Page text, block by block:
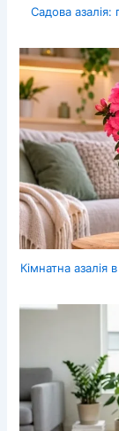
Садова
Кімнатна азалія